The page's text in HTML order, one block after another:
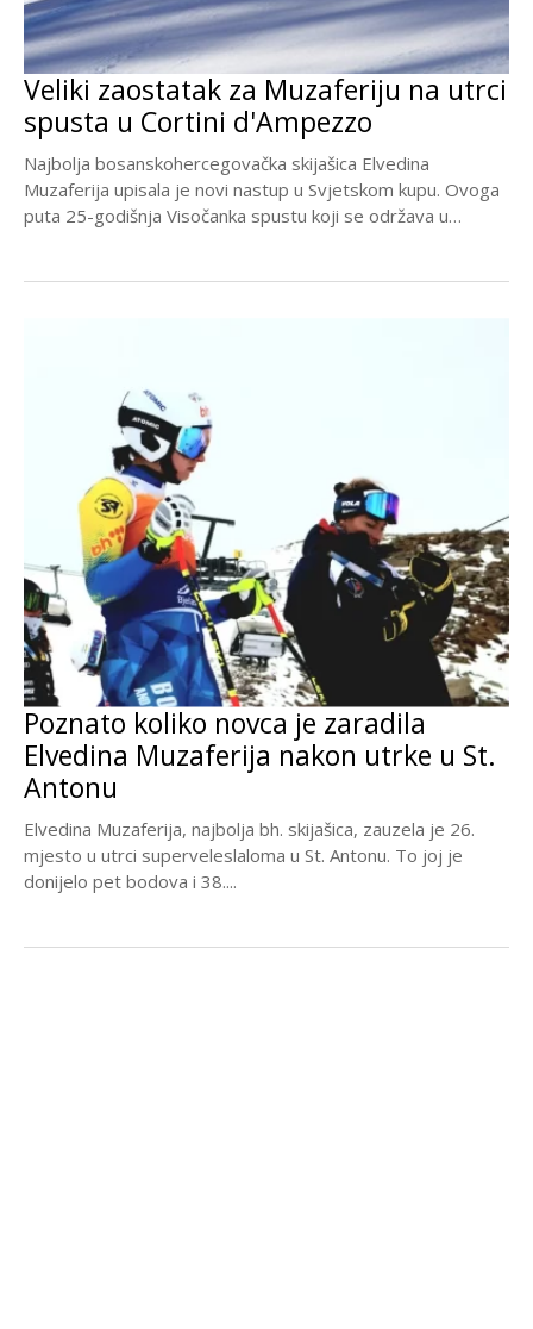
Veliki zaostatak za Muzaferiju na utrci
spusta u Cortini d'Ampezzo
Najbolja bosanskohercegovačka skijašica Elvedina
Muzaferija upisala je novi nastup u Svjetskom kupu. Ovoga
puta 25-godišnja Visočanka spustu koji se održava u
Poznato koliko novca je zaradila
Elvedina Muzaferija nakon utrke u St.
Antonu
Elvedina Muzaferija, najbolja bh. skijašica, zauzela je 26.
mjesto u utrci superveleslaloma u St. Antonu. To joj je
donijelo pet bodova i 38....